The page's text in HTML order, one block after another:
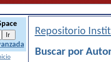
Repositorio
Buscar por